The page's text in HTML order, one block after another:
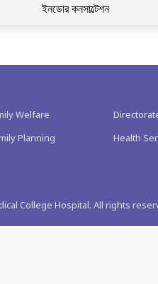
ইনডোর কনসাল্টেশন
Welfare
Planning
Health
College Hospital. All rights